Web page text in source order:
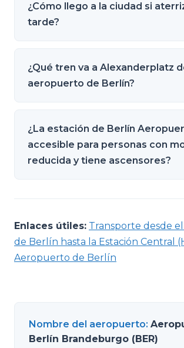
¿Cómo llego a la ciudad si
tarde?
¿Qué tren va a Alexanderplatz
aeropuerto de Berlín?
¿La estación de Berlín
accesible para personas con
reducida y tiene ascensores?
Enlaces útiles: Transporte desde
de Berlín hasta la Estación Central
Aeropuerto de Berlín
Nombre del aeropuerto:
Berlín Brandeburgo (BER)